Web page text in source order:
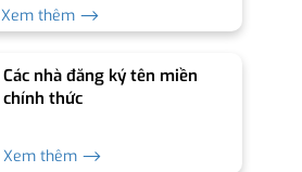
Xem thêm ⟶
Các nhà đăng ký tên miền
chính thức
Xem thêm ⟶